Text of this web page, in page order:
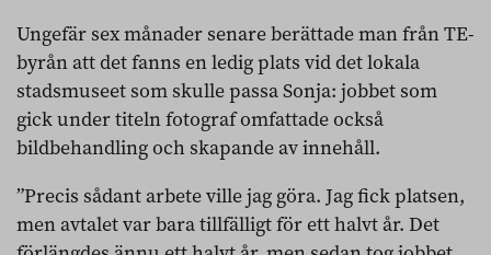
Ungefär sex månader senare berättade man från TE-
byrån att det fanns en ledig plats vid det lokala
stadsmuseet som skulle passa Sonja: jobbet som
gick under titeln fotograf omfattade också
bildbehandling och skapande av innehåll.
”Precis sådant arbete ville jag göra. Jag fick platsen,
men avtalet var bara tillfälligt för ett halvt år. Det